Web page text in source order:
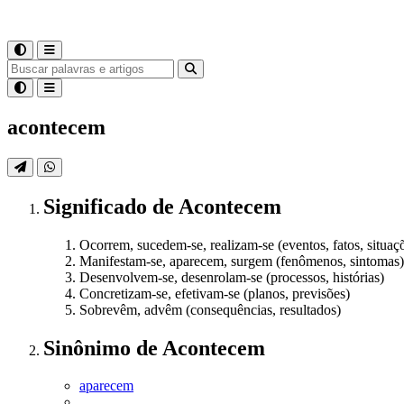
acontecem
Significado de Acontecem
Ocorrem, sucedem-se, realizam-se (eventos, fatos,
Manifestam-se, aparecem, surgem (fenômenos, sintomas)
Desenvolvem-se, desenrolam-se (processos, histórias)
Concretizam-se, efetivam-se (planos, previsões)
Sobrevêm, advêm (consequências, resultados)
Sinônimo de Acontecem
aparecem